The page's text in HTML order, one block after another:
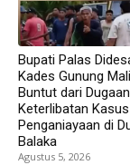
Bupati Palas
Kades Gunung
Buntut dari Dugaan
Keterlibatan Kasus
Penganiayaan di
Balaka
Agustus 5, 2026